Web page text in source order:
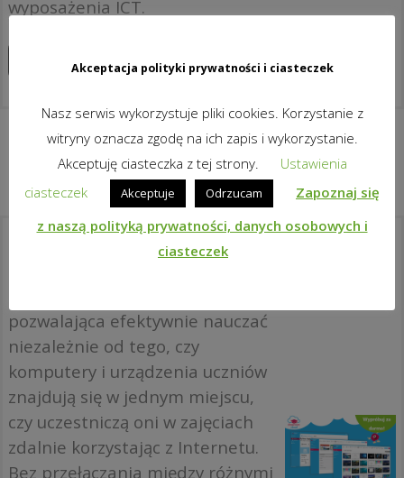
wyposażenia ICT.
Zapoznaj się z produktami
Co to jest classroom.cloud?
pozwalająca efektywnie nauczać
niezależnie od tego, czy
komputery i urządzenia uczniów
znajdują się w jednym miejscu,
czy uczestniczą oni w zajęciach
zdalnie korzystając z Internetu.
Bez przełączania między różnymi
Akceptacja polityki prywatności i ciasteczek
Nasz serwis wykorzystuje pliki cookies. Korzystanie z
witryny oznacza zgodę na ich zapis i wykorzystanie.
Akceptuję ciasteczka z tej strony.
Ustawienia
ciasteczek
Akceptuje Odrzucam
Zapoznaj się
z naszą polityką prywatności, danych osobowych i
ciasteczek